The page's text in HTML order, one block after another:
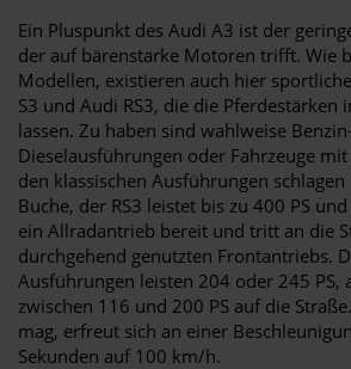
Ein Pluspunkt des Audi A3 ist der
der auf bärenstarke Motoren trifft. Wie
Modellen, existieren auch hier
S3 und Audi RS3, die die Pferdestärken
lassen. Zu haben sind wahlweise
Dieselausführungen oder Fahrzeuge
den klassischen Ausführungen schlagen
Buche, der RS3 leistet bis zu 400 PS
ein Allradantrieb bereit und tritt an die
durchgehend genutzten Frontantriebs.
Ausführungen leisten 204 oder 245 PS,
zwischen 116 und 200 PS auf die
mag, erfreut sich an einer
Sekunden auf 100 km/h.